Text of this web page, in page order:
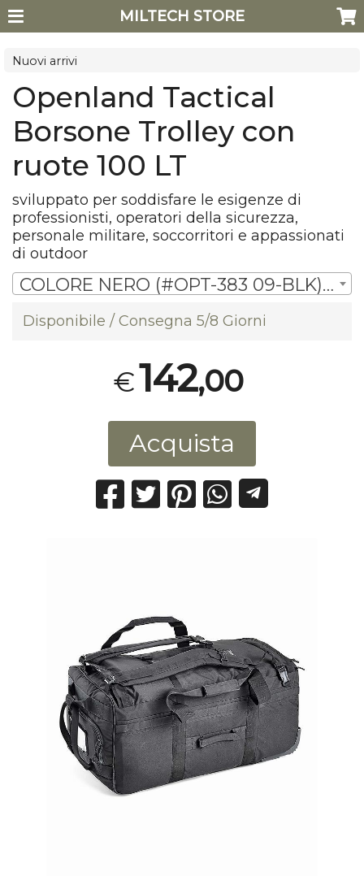
MILTECH STORE
Nuovi arrivi
Openland Tactical
Borsone Trolley con
ruote 100 LT
sviluppato per soddisfare le esigenze di
professionisti, operatori della sicurezza,
personale militare, soccorritori e appassionati
di outdoor
COLORE NERO (#OPT-383 09-BLK) | € 142,00
Disponibile / Consegna 5/8 Giorni
€142,00
Acquista